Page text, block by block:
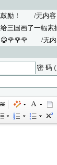
励！
/无内容 -
三国画了一幅素
/无内容
密 码